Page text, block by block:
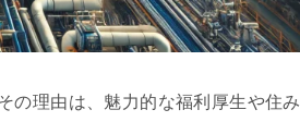
の理由は、魅力的な福利厚生や住み